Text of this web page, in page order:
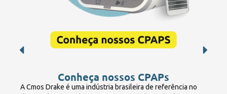
Conheça nossos CPAPs
A Cmos Drake é uma indústria brasileira de referência no